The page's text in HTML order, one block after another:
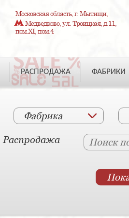
Московская область, г. Мытищи,
Медведково, ул. Троицкая, д.11,
пом.XI, пом.4
РАСПРОДАЖА ФАБРИКИ
Фабрика
Распродажа